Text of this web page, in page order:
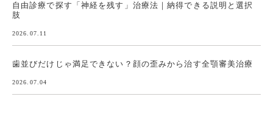
自由診療で探す「神経を残す」治療法｜納得できる説明と選択
肢
2026.07.11
歯並びだけじゃ満足できない？顔の歪みから治す全顎審美治療
2026.07.04